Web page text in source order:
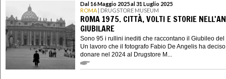
Dal 16 Maggio 2025 al 31 Luglio 2025
ROMA | DRUGSTORE MUSEUM
ROMA 1975. CITTÀ, VOLTI E STORIE
GIUBILARE
Sono 95 i rullini inediti che raccontano il Giubileo del
Un lavoro che il fotografo Fabio De Angelis ha
donare nel 2024 al Drugstore M...